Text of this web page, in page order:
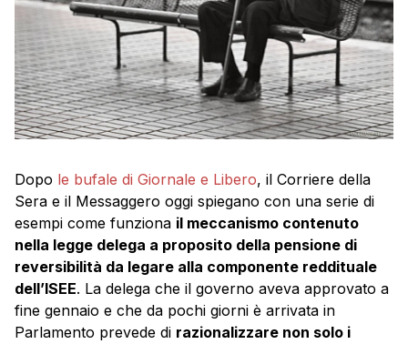
Dopo le bufale di Giornale e Libero, il Corriere della
Sera e il Messaggero oggi spiegano con una serie di
esempi come funziona il meccanismo contenuto
nella legge delega a proposito della pensione di
reversibilità da legare alla componente reddituale
dell’ISEE. La delega che il governo aveva approvato a
fine gennaio e che da pochi giorni è arrivata in
Parlamento prevede di razionalizzare non solo i